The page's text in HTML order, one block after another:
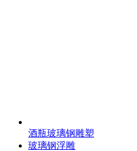
酒瓶玻璃钢雕塑
玻璃钢浮雕